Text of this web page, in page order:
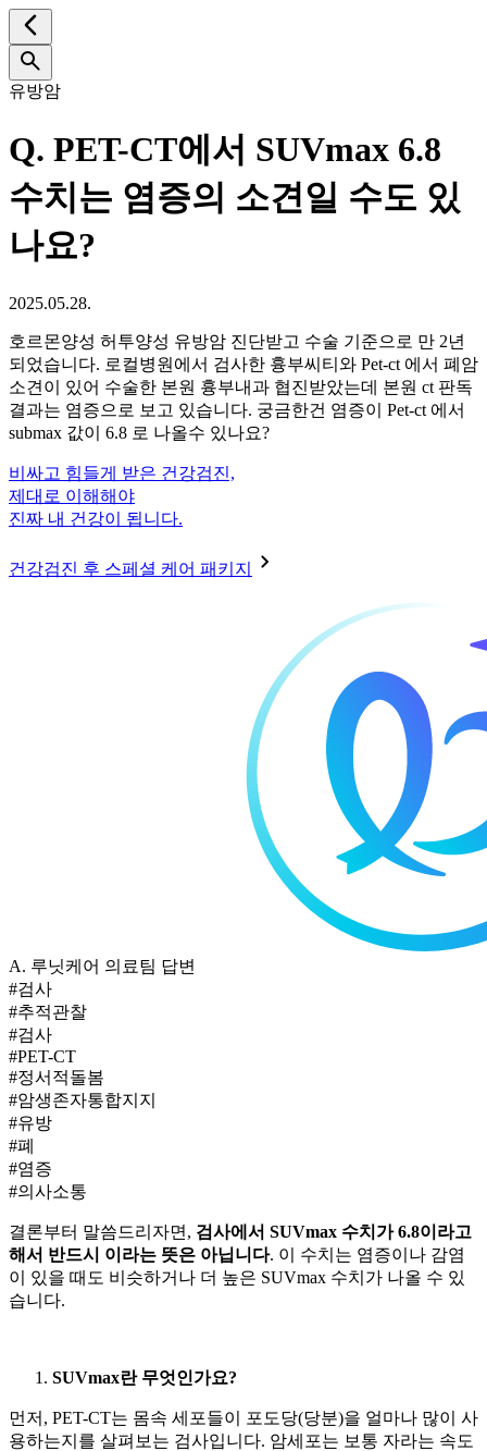
유방암
Q. PET-CT에서 SUVmax 6.8
수치는 염증의 소견일 수도 있
나요?
2025.05.28.
호르몬양성 허투양성 유방암 진단받고 수술 기준으로 만 2년
되었습니다. 로컬병원에서 검사한 흉부씨티와 Pet-ct 에서 폐암
소견이 있어 수술한 본원 흉부내과 협진받았는데 본원 ct 판독
결과는 염증으로 보고 있습니다. 궁금한건 염증이 Pet-ct 에서
submax 값이 6.8 로 나올수 있나요?
비싸고 힘들게 받은 건강검진,
제대로 이해해야
진짜 내 건강이 됩니다.
건강검진 후 스페셜 케어 패키지
A. 루닛케어 의료팀 답변
#검사
#추적관찰
#검사
#PET-CT
#정서적돌봄
#암생존자통합지지
#유방
#폐
#염증
#의사소통
결론부터 말씀드리자면, 검사에서 SUVmax 수치가 6.8이라고
해서 반드시 이라는 뜻은 아닙니다. 이 수치는 염증이나 감염
이 있을 때도 비슷하거나 더 높은 SUVmax 수치가 나올 수 있
습니다.
SUVmax란 무엇인가요?
먼저, PET-CT는 몸속 세포들이 포도당(당분)을 얼마나 많이 사
용하는지를 살펴보는 검사입니다. 암세포는 보통 자라는 속도